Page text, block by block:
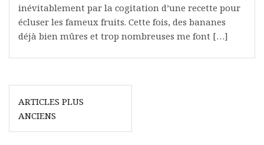
inévitablement par la cogitation d’une recette pour
écluser les fameux fruits. Cette fois, des bananes
déjà bien mûres et trop nombreuses me font […]
Navigation
des
articles
ARTICLES PLUS
ANCIENS